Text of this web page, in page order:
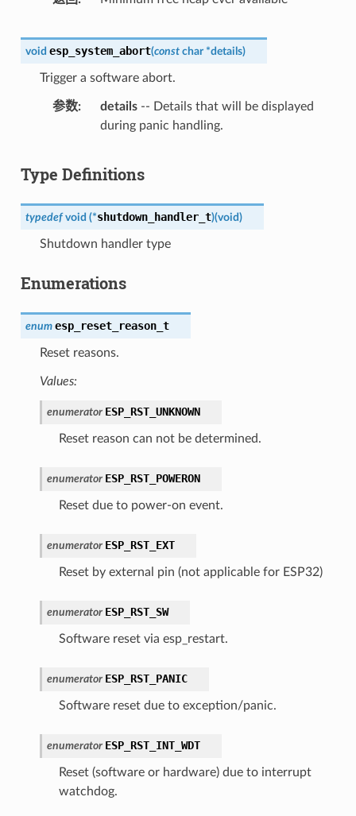
void esp_system_abort(const char *details)
Trigger a software abort.
参数 details-- Details that will be displayed
during panic handling.
Type Definitions
typedef void (*shutdown_handler_t)(void)
Shutdown handler type
Enumerations
enum esp_reset_reason_t
Reset reasons.
Values:
enumerator ESP_RST_UNKNOWN
Reset reason can not be determined.
enumerator ESP_RST_POWERON
Reset due to power-on event.
enumerator ESP_RST_EXT
Reset by external pin (not applicable for ESP32)
enumerator ESP_RST_SW
Software reset via esp_restart.
enumerator ESP_RST_PANIC
Software reset due to exception/panic.
enumerator ESP_RST_INT_WDT
Reset (software or hardware) due to interrupt
watchdog.